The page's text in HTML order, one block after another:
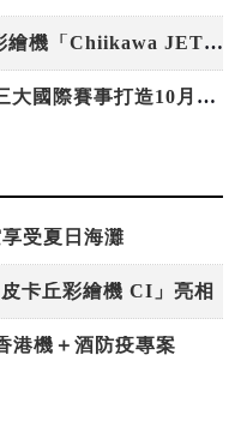
ANAｘ吉伊卡哇揭幕全新彩繪機「Chiikawa JET」
F1睽違九年重返馬來西亞 三大國際賽事打造10月運動旅遊熱潮 賽車、自行車、路跑同週登場
受夏日海灘
卡丘彩繪機 CI」亮相
港機＋酒防疫專案